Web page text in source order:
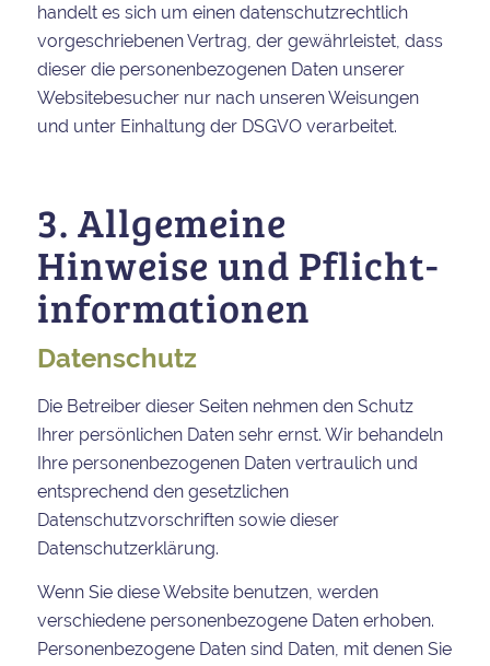
handelt es sich um einen datenschutzrechtlich
vorgeschriebenen Vertrag, der gewährleistet, dass
dieser die personenbezogenen Daten unserer
Websitebesucher nur nach unseren Weisungen
und unter Einhaltung der DSGVO verarbeitet.
3. Allgemeine
Hinweise und Pflicht­
informationen
Datenschutz
Die Betreiber dieser Seiten nehmen den Schutz
Ihrer persönlichen Daten sehr ernst. Wir behandeln
Ihre personenbezogenen Daten vertraulich und
entsprechend den gesetzlichen
Datenschutzvorschriften sowie dieser
Datenschutzerklärung.
Wenn Sie diese Website benutzen, werden
verschiedene personenbezogene Daten erhoben.
Personenbezogene Daten sind Daten, mit denen Sie